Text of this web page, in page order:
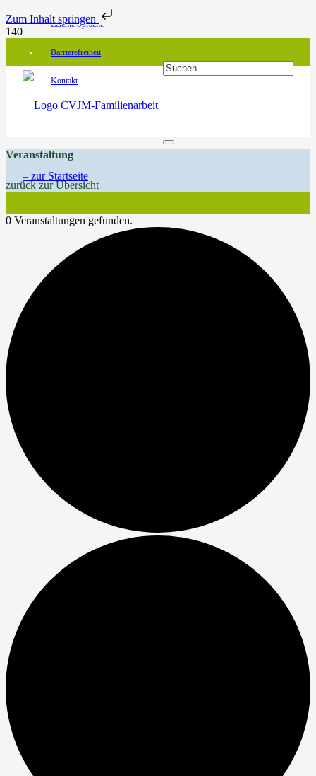
Zum Inhalt springen
Leichte Sprache
Barrierefreiheit
Kontakt
Veranstaltung
zurück zur Übersicht
0 Veranstaltungen gefunden.